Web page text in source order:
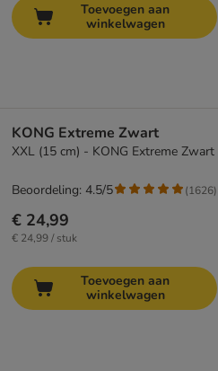
Toevoegen aan
winkelwagen
KONG Extreme Zwart
XXL (15 cm) - KONG Extreme Zwart
€ 24,99
€ 24,99 / stuk
Beoordeling: 4.5/5 (1626)
Toevoegen aan
winkelwagen